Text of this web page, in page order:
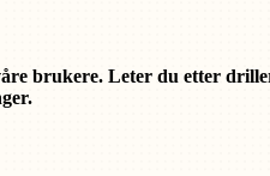
brukere. Leter du etter